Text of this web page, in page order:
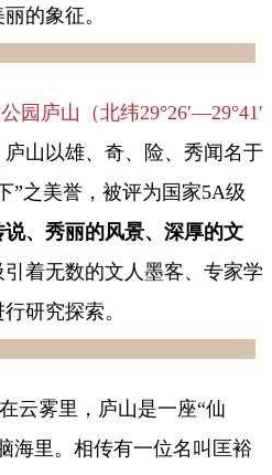
的象征。
园庐山（北纬29°26′—29°41′
庐山以雄、奇、险、秀闻名于
”之美誉，被评为国家5A级
说、秀丽的风景、深厚的文
引着无数的文人墨客、专家学
研究探索。
云雾里，庐山是一座“仙
海里。相传有一位名叫匡裕